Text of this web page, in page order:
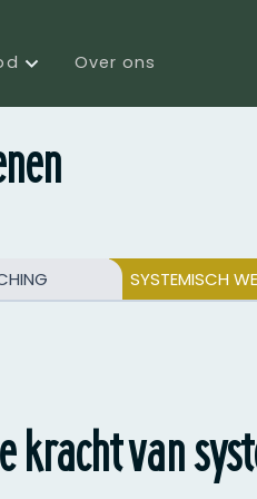
Over ons
SYSTEMISCH
kracht van